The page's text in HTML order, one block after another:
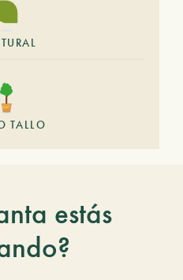
TALLO
estás